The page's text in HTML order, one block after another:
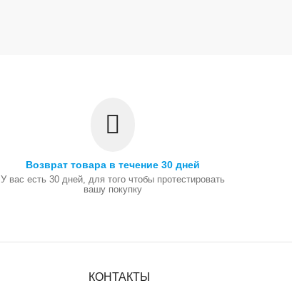
Возврат товара в течение 30 дней
У вас есть 30 дней, для того чтобы протестировать
вашу покупку
КОНТАКТЫ